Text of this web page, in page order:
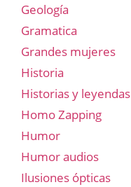
Geología
Gramatica
Grandes mujeres
Historia
Historias y leyendas
Homo Zapping
Humor
Humor audios
Ilusiones ópticas